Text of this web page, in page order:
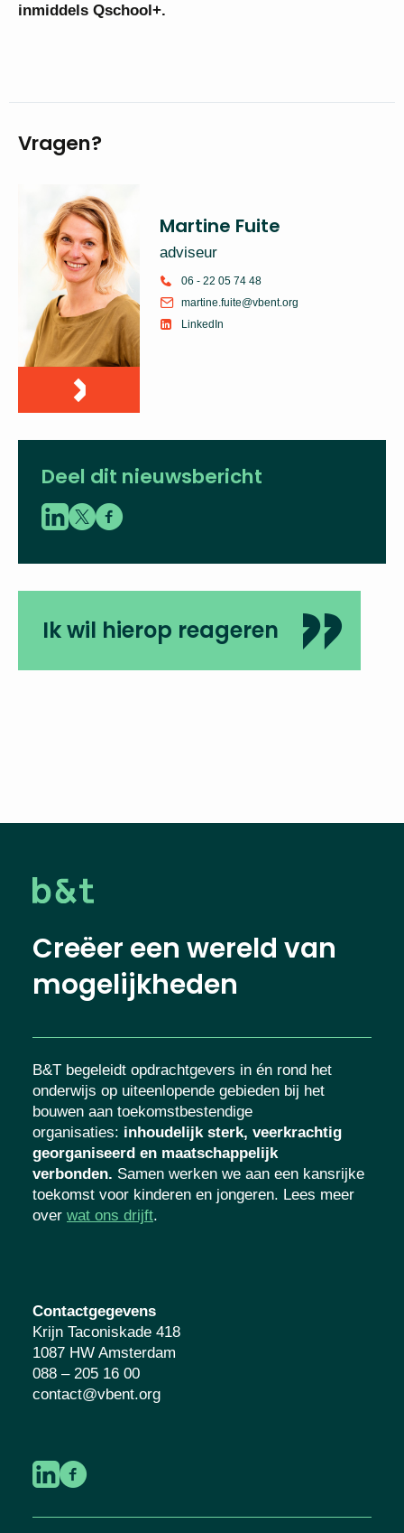
inmiddels Qschool+.
Vragen?
Martine Fuite
adviseur
06 - 22 05 74 48
martine.fuite@vbent.org
LinkedIn
Deel dit nieuwsbericht
Ik wil hierop reageren
Creëer een wereld van
mogelijkheden
B&T begeleidt opdrachtgevers in én rond het
onderwijs op uiteenlopende gebieden bij het
bouwen aan toekomstbestendige
organisaties: inhoudelijk sterk, veerkrachtig
georganiseerd en maatschappelijk
verbonden. Samen werken we aan een kansrijke
toekomst voor kinderen en jongeren. Lees meer
over wat ons drijft.
Contactgegevens
Krijn Taconiskade 418
1087 HW Amsterdam
088 – 205 16 00
contact@vbent.org